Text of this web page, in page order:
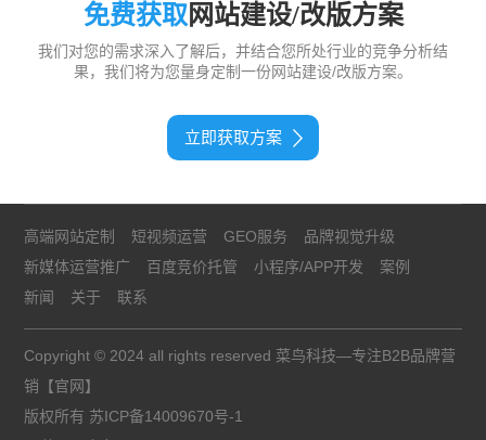
免费获取网站建设/改版方案
我们对您的需求深入了解后，并结合您所处行业的竞争分析结
果，我们将为您量身定制一份网站建设/改版方案。
立即获取方案
高端网站定制 短视频运营 GEO服务
品牌视觉升级
新媒体运营推广
百度竞价托管 小程序/APP开发
案例
新闻
关于 联系
Copyright © 2024 all rights reserved 菜鸟科技—专注B2B品牌营
销【官网】
版权所有 苏ICP备14009670号-1